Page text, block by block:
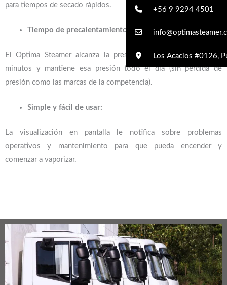
para tiempos de secado rápidos.
Tiempo de precalentamiento rápido:
El Optima Steamer alcanza la presión máxima en tan solo 3
minutos y mantiene esa presión todo el día (sin pérdida de
presión como las marcas de la competencia).
Simple y fácil de usar:
La visualización en pantalla le notifica sobre problemas
operativos y mantenimiento para que pueda encender y
comenzar a vaporizar.
+56 9 9294 4501
Los Acacios #0126,